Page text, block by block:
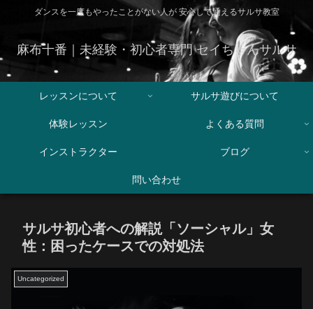
ダンスを一度もやったことがない人が 安心して通えるサルサ教室
麻布十番｜未経験・初心者専門 セイちゃんサルサ
レッスンについて サルサ遊びについて
体験レッスン よくある質問
インストラクター ブログ
問い合わせ
サルサ初心者への解説「ソーシャル」女
性：困ったケースでの対処法
Uncategorized